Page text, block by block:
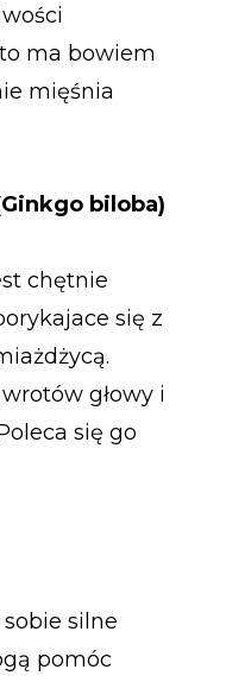
ma bowiem
mięśnia
biloba)
chętnie
się z
głowy i
się go
silne
pomóc